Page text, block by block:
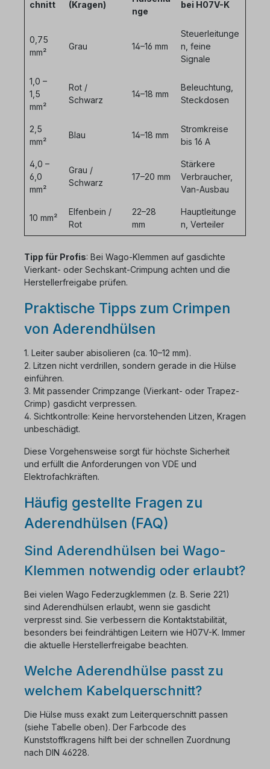
chnitt
(Kragen)
nge
bei H07V-K
0,75
mm²
Grau 14–16 mm
Steuerleitunge
n, feine
Signale
1,0 –
1,5
mm²
Rot /
Schwarz
14–18 mm
Beleuchtung,
Steckdosen
2,5
mm²
Blau 14–18 mm
Stromkreise
bis 16 A
4,0 –
6,0
mm²
Grau /
Schwarz
17–20 mm
Stärkere
Verbraucher,
Van-Ausbau
10 mm²
Elfenbein /
Rot
22–28
mm
Hauptleitunge
n, Verteiler
Tipp für Profis: Bei Wago-Klemmen auf gasdichte
Vierkant- oder Sechskant-Crimpung achten und die
Herstellerfreigabe prüfen.
Praktische Tipps zum Crimpen
von Aderendhülsen
1. Leiter sauber abisolieren (ca. 10–12 mm).
2. Litzen nicht verdrillen, sondern gerade in die Hülse
einführen.
3. Mit passender Crimpzange (Vierkant- oder Trapez-
Crimp) gasdicht verpressen.
4. Sichtkontrolle: Keine hervorstehenden Litzen, Kragen
unbeschädigt.
Diese Vorgehensweise sorgt für höchste Sicherheit
und erfüllt die Anforderungen von VDE und
Elektrofachkräften.
Häufig gestellte Fragen zu
Aderendhülsen (FAQ)
Sind Aderendhülsen bei Wago-
Klemmen notwendig oder erlaubt?
Bei vielen Wago Federzugklemmen (z. B. Serie 221)
sind Aderendhülsen erlaubt, wenn sie gasdicht
verpresst sind. Sie verbessern die Kontaktstabilität,
besonders bei feindrähtigen Leitern wie H07V-K. Immer
die aktuelle Herstellerfreigabe beachten.
Welche Aderendhülse passt zu
welchem Kabelquerschnitt?
Die Hülse muss exakt zum Leiterquerschnitt passen
(siehe Tabelle oben). Der Farbcode des
Kunststoffkragens hilft bei der schnellen Zuordnung
nach DIN 46228.